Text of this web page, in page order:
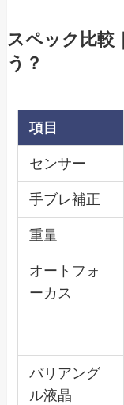
スペック比較
う？
項目
センサー
手ブレ補正
重量
オートフォ
ーカス
バリアング
ル液晶